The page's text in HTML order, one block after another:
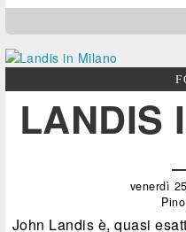
LANDIS
venerdì
John Landis è, quasi